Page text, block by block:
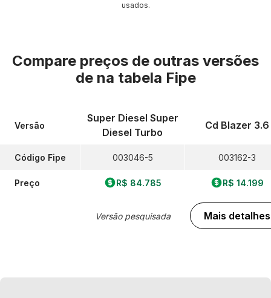
usados.
Compare preços de outras versões
de na tabela Fipe
Versão
Código Fipe
Preço
Super Diesel Super
Diesel Turbo
003046-5
R$ 84.785
Versão pesquisada
Cd Blazer 3.6
003162-3
R$ 14.199
Mais detalhes